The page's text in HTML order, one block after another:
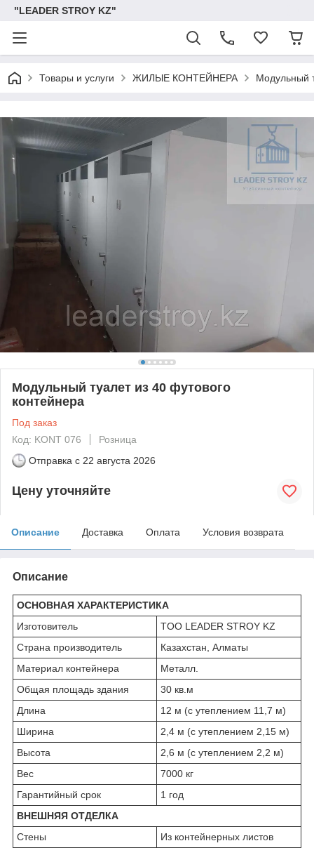
"LEADER STROY KZ"
Товары и услуги ЖИЛЫЕ КОНТЕЙНЕРА Модульный
Модульный туалет из 40 футового
контейнера
Под заказ
Код: KONT 076
Розница
Отправка с 22 августа 2026
Цену уточняйте
Описание Доставка Оплата Условия возврата
Описание
ОСНОВНАЯ ХАРАКТЕРИСТИКА
Изготовитель
TOO LEADER STROY KZ
Страна производитель
Казахстан, Алматы
Материал контейнера
Металл.
Общая площадь здания
30 кв.м
Длина
12 м (с утеплением 11,7 м)
Ширина
2,4 м (с утеплением 2,15 м)
Высота
2,6 м (с утеплением 2,2 м)
Вес
7000 кг
Гарантийный срок
1 год
ВНЕШНЯЯ ОТДЕЛКА
Стены
Из контейнерных листов